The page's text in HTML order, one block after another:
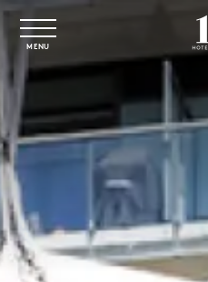
Vai al contenuto principale
MENU